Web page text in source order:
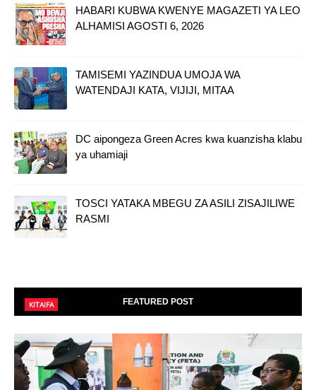
HABARI KUBWA KWENYE MAGAZETI YA LEO
ALHAMISI AGOSTI 6, 2026
TAMISEMI YAZINDUA UMOJA WA
WATENDAJI KATA, VIJIJI, MITAA
DC aipongeza Green Acres kwa kuanzisha klabu
ya uhamiaji
TOSCI YATAKA MBEGU ZA ASILI ZISAJILIWE
RASMI
FEATURED POST
KITAIFA